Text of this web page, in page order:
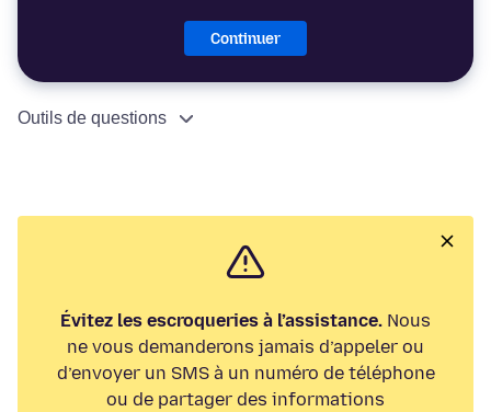
Continuer
Outils de questions
Évitez les escroqueries à l’assistance. Nous
ne vous demanderons jamais d’appeler ou
d’envoyer un SMS à un numéro de téléphone
ou de partager des informations